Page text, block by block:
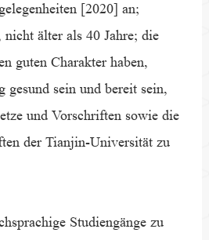
[2020] an;
älter als 40 Jahre; die
guten Charakter haben,
gesund sein und bereit sein,
und Vorschriften sowie die
der Tianjin-Universität zu
Studiengänge zu